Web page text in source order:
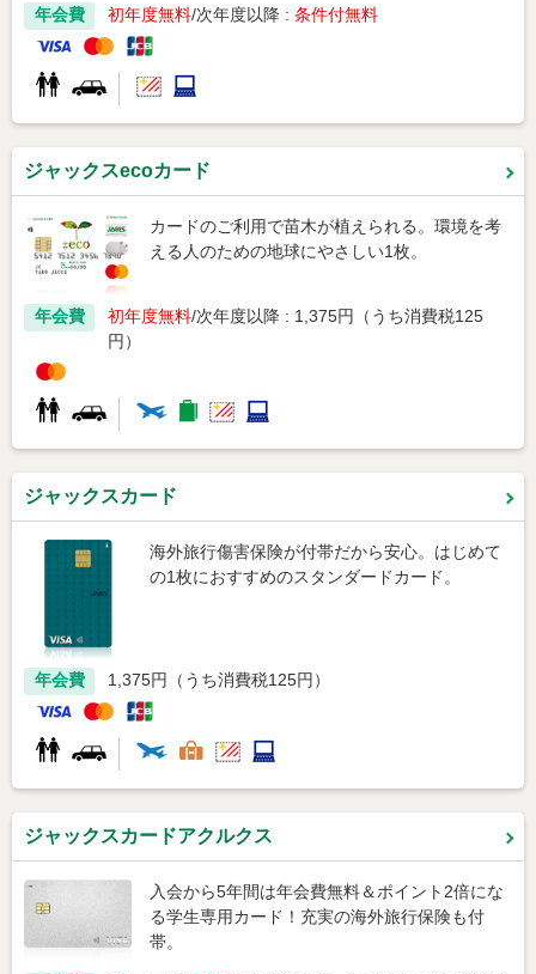
年会費 初年度無料 次年度以降 : 条件付無料
ジャックスecoカード
カードのご利用で苗木が植えられる。環境を考
える人のための地球にやさしい1枚。
年会費 初年度無料 次年度以降 : 1,375円（うち消費税125
円）
ジャックスカード
海外旅行傷害保険が付帯だから安心。はじめて
の1枚におすすめのスタンダードカード。
年会費 1,375円（うち消費税125円）
ジャックスカードアクルクス
入会から5年間は年会費無料＆ポイント2倍にな
る学生専用カード！充実の海外旅行保険も付
帯。